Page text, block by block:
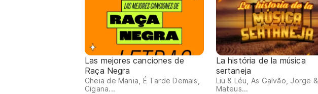
Las mejores canciones de
Raça Negra
Cheia de Mania, É Tarde Demais,
Cigana...
La história de la música
sertaneja
Liu & Léu, As Galvão, Jorge &
Mateus...